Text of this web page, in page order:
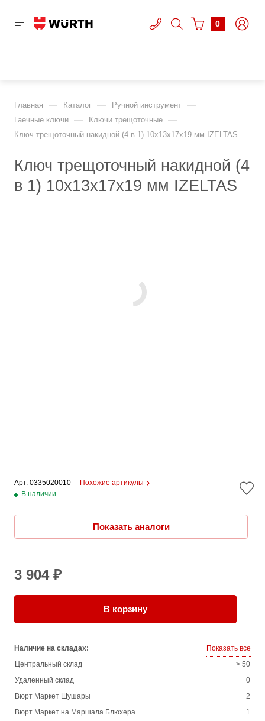
0
Главная — Каталог — Ручной инструмент —
Гаечные ключи — Ключи трещоточные —
Ключ трещоточный накидной (4 в 1) 10х13x17x19 мм IZELTAS
Ключ трещоточный накидной (4
в 1) 10х13x17x19 мм IZELTAS
Арт. 0335020010
Похожие артикулы
В наличии
Показать аналоги
3 904 ₽
В корзину
Наличие на складах:
Показать все
Центральный склад
> 50
Удаленный склад
0
Вюрт Маркет Шушары
2
Вюрт Маркет на Маршала Блюхера
1